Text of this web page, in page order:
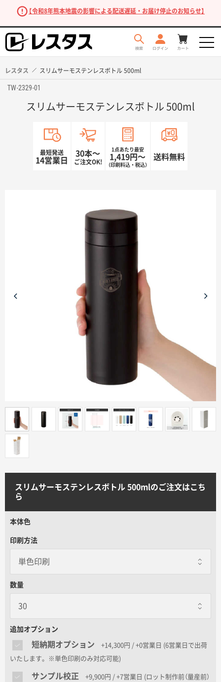
【令和8年熊本地震の影響による配送遅延・お届け停止のお知らせ】
商品カテゴリーから探す
ターゲットから探す
目的・シーンから探す
印刷色から探す
ご注文の流れ
お見積書の作成方法
データ入稿ガイド
再注文について
レスタス スリムサーモステンレスボトル 500ml
TW-2329-01
スリムサーモステンレスボトル 500ml
最短発送
14営業日
30本〜
ご注文OK!
1点あたり最安
1,419円〜
（印刷料込・税込）
送料無料
スリムサーモステンレスボトル 500mlのご注文はこち
ら
本体色
印刷方法
数量
追加オプション
短納期オプション +14,300円 / +0営業日 (6営業日で出荷
いたします。※単色印刷のみ対応可能)
サンプル校正 +9,900円 / +7営業日 (ロット制作前（量産前）